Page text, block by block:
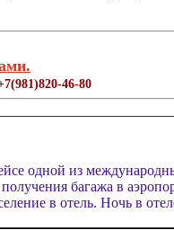
46-80
одной из
багажа в
в отель. Ночь в